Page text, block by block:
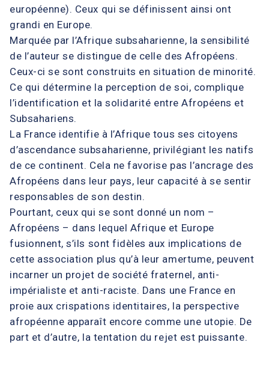
européenne). Ceux qui se définissent ainsi ont
grandi en Europe.
Marquée par l’Afrique subsaharienne, la sensibilité
de l’auteur se distingue de celle des Afropéens.
Ceux-ci se sont construits en situation de minorité.
Ce qui détermine la perception de soi, complique
l’identification et la solidarité entre Afropéens et
Subsahariens.
La France identifie à l’Afrique tous ses citoyens
d’ascendance subsaharienne, privilégiant les natifs
de ce continent. Cela ne favorise pas l’ancrage des
Afropéens dans leur pays, leur capacité à se sentir
responsables de son destin.
Pourtant, ceux qui se sont donné un nom –
Afropéens – dans lequel Afrique et Europe
fusionnent, s’ils sont fidèles aux implications de
cette association plus qu’à leur amertume, peuvent
incarner un projet de société fraternel, anti-
impérialiste et anti-raciste. Dans une France en
proie aux crispations identitaires, la perspective
afropéenne apparaît encore comme une utopie. De
part et d’autre, la tentation du rejet est puissante.